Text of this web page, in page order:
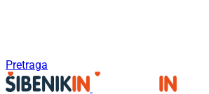
Pretraga